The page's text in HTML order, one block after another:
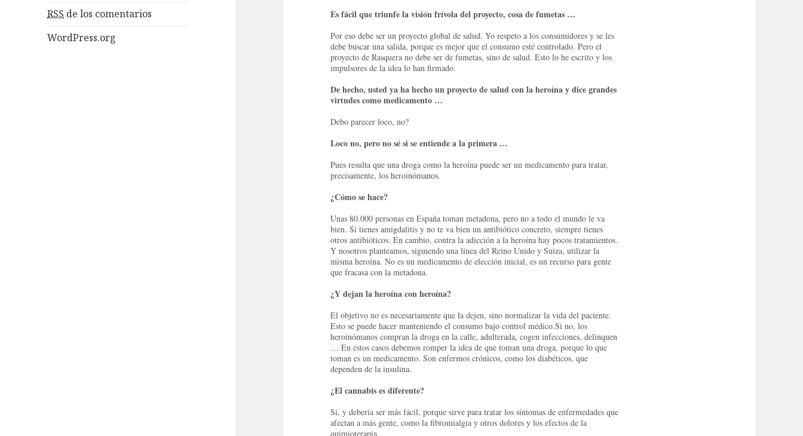
RSS de los comentarios
WordPress.org
Es fácil que triunfe la visión frívola del proyecto, cosa de fumetas …
Por eso debe ser un proyecto global de salud.Yo respeto a los consumidores y se les
debe buscar una salida, porque es mejor que el consumo esté controlado.Pero el
proyecto de Rasquera no debe ser de fumetas, sino de salud.Esto lo he escrito y los
impulsores de la idea lo han firmado.
De hecho, usted ya ha hecho un proyecto de salud con la heroína y dice grandes
virtudes como medicamento …
Debo parecer loco, no?
Loco no, pero no sé si se entiende a la primera …
Pues resulta que una droga como la heroína puede ser un medicamento para tratar,
precisamente, los heroinómanos.
¿Cómo se hace?
Unas 80.000 personas en España toman metadona, pero no a todo el mundo le va
bien.Si tienes amigdalitis y no te va bien un antibiótico concreto, siempre tienes
otros antibióticos.En cambio, contra la adicción a la heroína hay pocos tratamientos.
Y nosotros planteamos, siguiendo una línea del Reino Unido y Suiza, utilizar la
misma heroína.No es un medicamento de elección inicial, es un recurso para gente
que fracasa con la metadona.
¿Y dejan la heroína con heroína?
El objetivo no es necesariamente que la dejen, sino normalizar la vida del paciente.
Esto se puede hacer manteniendo el consumo bajo control médico.Si no, los
heroinómanos compran la droga en la calle, adulterada, cogen infecciones, delinquen
…En estos casos debemos romper la idea de que toman una droga, porque lo que
toman es un medicamento.Son enfermos crónicos, como los diabéticos, que
dependen de la insulina.
¿El cannabis es diferente?
Sí, y debería ser más fácil, porque sirve para tratar los síntomas de enfermedades que
afectan a más gente, como la fibromialgia y otros dolores y los efectos de la
quimioterapia.